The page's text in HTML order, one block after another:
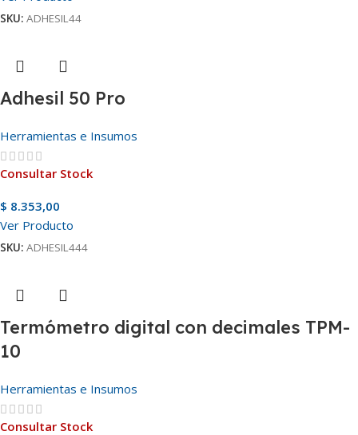
SKU: ADHESIL44
Adhesil 50 Pro
Herramientas e Insumos
Consultar Stock
$ 8.353,00
Ver Producto
SKU: ADHESIL444
Termómetro digital con decimales TPM-
10
Herramientas e Insumos
Consultar Stock